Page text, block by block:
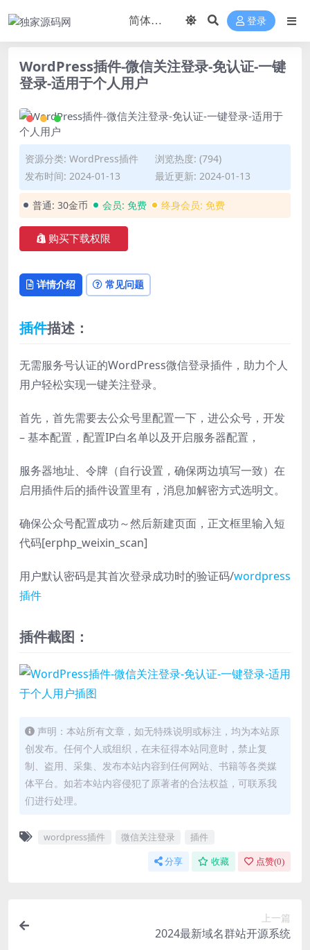
登录
WordPress插件-微信关注登录-免认证-一键
登录-适用于个人用户
资源分类: WordPress插件
浏览热度: (794)
发布时间: 2024-01-13
最近更新: 2024-01-13
普通: 30金币 会员: 免费 终身会员: 免费
购买下载权限
详情介绍 常见问题
插件描述：
无需服务号认证的WordPress微信登录插件，助力个人
用户轻松实现一键关注登录。
首先，首先需要去公众号里配置一下，进公众号，开发
– 基本配置，配置IP白名单以及开启服务器配置，
服务器地址、令牌（自行设置，确保两边填写一致）在
启用插件后的插件设置里有，消息加解密方式选明文。
确保公众号配置成功～然后新建页面，正文框里输入短
代码[erphp_weixin_scan]
用户默认密码是其首次登录成功时的验证码/wordpress
插件
插件截图：
声明：本站所有文章，如无特殊说明或标注，均为本站原
创发布。任何个人或组织，在未征得本站同意时，禁止复
制、盗用、采集、发布本站内容到任何网站、书籍等各类媒
体平台。如若本站内容侵犯了原著者的合法权益，可联系我
们进行处理。
wordpress插件 微信关注登录 插件
分享 收藏 点赞(0)
上一篇
2024最新域名群站开源系统